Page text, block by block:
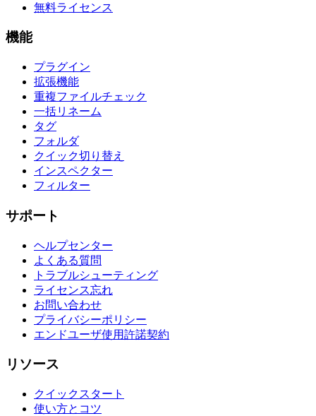
無料ライセンス
機能
プラグイン
拡張機能
重複ファイルチェック
一括リネーム
タグ
フォルダ
クイック切り替え
インスペクター
フィルター
サポート
ヘルプセンター
よくある質問
トラブルシューティング
ライセンス忘れ
お問い合わせ
プライバシーポリシー
エンドユーザ使用許諾契約
リソース
クイックスタート
使い方とコツ